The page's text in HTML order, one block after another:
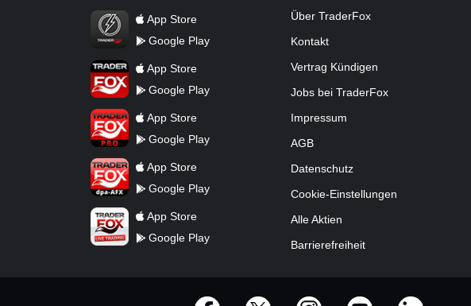
TraderFox Flash
App Store
Google Play
TraderFox AppApp Store
Google Play
TraderFox ProApp Store
Google Play
TraderFox dpa-AFX ProFeed
App Store
Google Play
TraderFox Live Trading
App Store
Google Play
Über TraderFox
Kontakt
Vertrag Kündigen
Jobs bei TraderFox
Impressum
AGB
Datenschutz
Cookie-Einstellungen
Alle Aktien
Barrierefreiheit
offizielle Social Media-Accounts